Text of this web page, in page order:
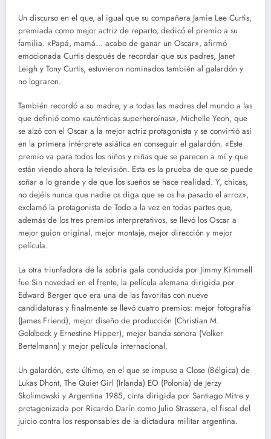
Un discurso en el que, al igual que su compañera Jamie Lee Curtis,
premiada como mejor actriz de reparto, dedicó el premio a su
familia. «Papá, mamá… acabo de ganar un Oscar», afirmó
emocionada Curtis después de recordar que sus padres, Janet
Leigh y Tony Curtis, estuvieron nominados también al galardón y
no lograron.
También recordó a su madre, y a todas las madres del mundo a las
que definió como «auténticas superheroínas», Michelle Yeoh, que
se alzó con el Oscar a la mejor actriz protagonista y se convirtió así
en la primera intérprete asiática en conseguir el galardón. «Este
premio va para todos los niños y niñas que se parecen a mí y que
están viendo ahora la televisión. Esta es la prueba de que se puede
soñar a lo grande y de que los sueños se hace realidad. Y, chicas,
no dejéis nunca que nadie os diga que se os ha pasado el arroz»,
exclamó la protagonista de Todo a la vez en todas partes que,
además de los tres premios interpretativos, se llevó los Oscar a
mejor guion original, mejor montaje, mejor dirección y mejor
película.
La otra triunfadora de la sobria gala conducida por Jimmy Kimmell
fue Sin novedad en el frente, la película alemana dirigida por
Edward Berger que era una de las favoritas con nueve
candidaturas y finalmente se llevó cuatro premios: mejor fotografía
(James Friend), mejor diseño de producción (Christian M.
Goldbeck y Ernestine Hipper), mejor banda sonora (Volker
Bertelmann) y mejor película internacional.
Un galardón, este último, en el que se impuso a Close (Bélgica) de
Lukas Dhont, The Quiet Girl (Irlanda) EO (Polonia) de Jerzy
Skolimowski y Argentina 1985, cinta dirigida por Santiago Mitre y
protagonizada por Ricardo Darín como Julio Strassera, el fiscal del
juicio contra los responsables de la dictadura militar argentina.